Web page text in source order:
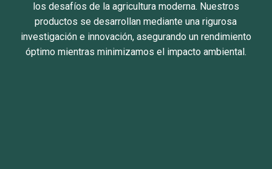
los desafíos de la agricultura moderna. Nuestros
productos se desarrollan mediante una rigurosa
investigación e innovación, asegurando un rendimiento
óptimo mientras minimizamos el impacto ambiental.